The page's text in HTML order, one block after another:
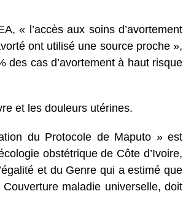
« l’accès aux soins d’avortement
ont utilisé une source proche »,
des cas d’avortement à haut risque
et les douleurs utérines.
du Protocole de Maputo » est
obstétrique de Côte d’Ivoire,
et du Genre qui a estimé que
maladie universelle, doit